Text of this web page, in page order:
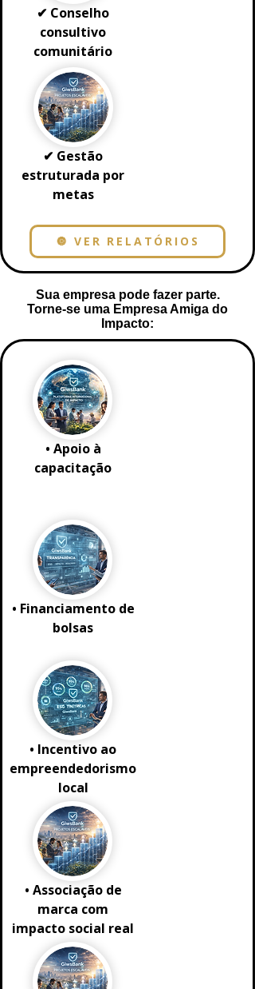
✔ Conselho
consultivo
comunitário
✔ Gestão
estruturada por
metas
🔘 VER RELATÓRIOS
Sua empresa pode fazer parte.
Torne-se uma Empresa Amiga do
Impacto:
• Apoio à
capacitação
• Financiamento de
bolsas
• Incentivo ao
empreendedorismo
local
• Associação de
marca com
impacto social real